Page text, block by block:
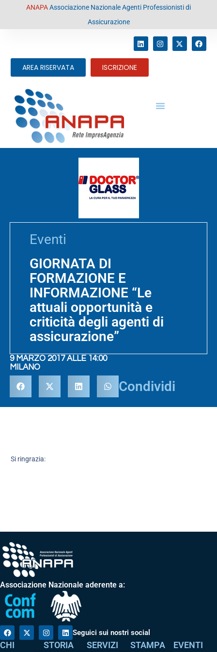
contenutoANAPAAssociazione Nazionale Agenti Professionisti di
Assicurazione
AREA RISERVATA ISCRIZIONE
Eventi
GIORNATA DI
FORMAZIONE E
INFORMAZIONE “Le
attuali opportunità e
criticità degli agenti di
assicurazione”
9 MARZO 2017 ALLE 14:00
MILANO
Condividi
Si ringrazia:
Associazione Nazionale aderente a:
Seguici sui nostri social
CHI
STORIA SERVIZI STAMPA
EVENTI